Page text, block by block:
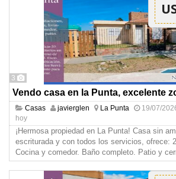
3
Vendo casa en la Punta, excelente
Casas javierglen La Punta 19/07/
hoy
¡Hermosa propiedad en La Punta! Casa sin
escriturada y con todos los servicios, ofrece:
Cocina y comedor. Baño completo. Patio y